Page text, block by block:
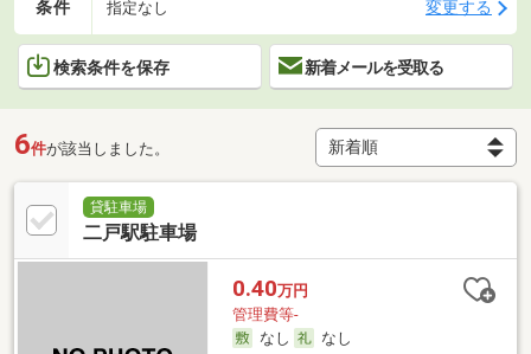
条件 指定なし 変更する
検索条件を保存 新着メールを受取る
6件が該当しました。
貸駐車場
二戸駅駐車場
0.40万円
管理費等-
なし
なし